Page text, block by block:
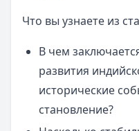
Что вы узнаете из
В чем
развития
исторические
становление?